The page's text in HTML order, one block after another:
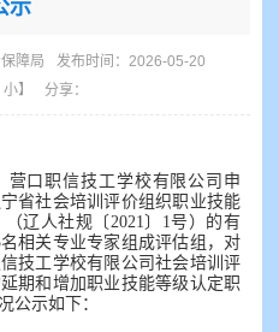
示
障局
发布时间：2026-05-20
小】 分享：
营口职信技工学校有限公司申
省社会培训评价组织职业技能
辽人社规〔2021〕1号）的有
相关专业专家组成评估组，对
技工学校有限公司社会培训评
期和增加职业技能等级认定职
公示如下：